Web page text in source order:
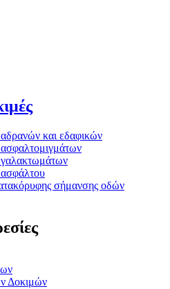
και εδαφικών
γαλακτωμάτων
ασφάλτου
σήμανσης οδών
Δοκιμών